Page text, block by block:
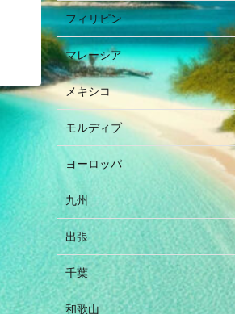
フィリピン
マレーシア
メキシコ
モルディブ
ヨーロッパ
九州
出張
千葉
和歌山